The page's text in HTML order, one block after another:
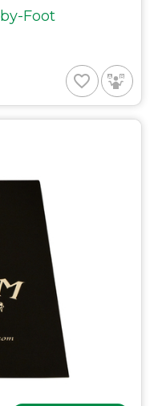
Foot
favorite_border